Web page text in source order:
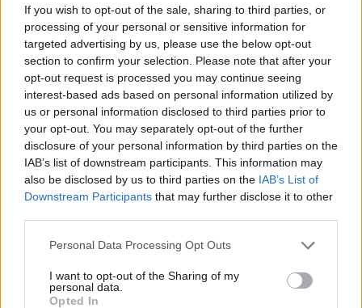
If you wish to opt-out of the sale, sharing to third parties, or
processing of your personal or sensitive information for
targeted advertising by us, please use the below opt-out
section to confirm your selection. Please note that after your
opt-out request is processed you may continue seeing
interest-based ads based on personal information utilized by
us or personal information disclosed to third parties prior to
your opt-out. You may separately opt-out of the further
disclosure of your personal information by third parties on the
IAB’s list of downstream participants. This information may
also be disclosed by us to third parties on the IAB’s List of
Downstream Participants that may further disclose it to other
Personal Data Processing Opt Outs
I want to opt-out of the Sharing of my
personal data.
Opted In
Συνεντεύξεις 18/11/2025
Τζεφ Μοντάνα: «Κανένας δεν μπορεί
να σου πει ποιος είσαι»